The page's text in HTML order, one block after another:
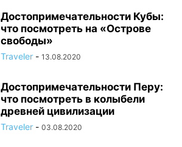
Достопримечательности Кубы:
что посмотреть на «Острове
свободы»
Traveler - 13.08.2020
Достопримечательности Перу:
что посмотреть в колыбели
древней цивилизации
Traveler - 03.08.2020